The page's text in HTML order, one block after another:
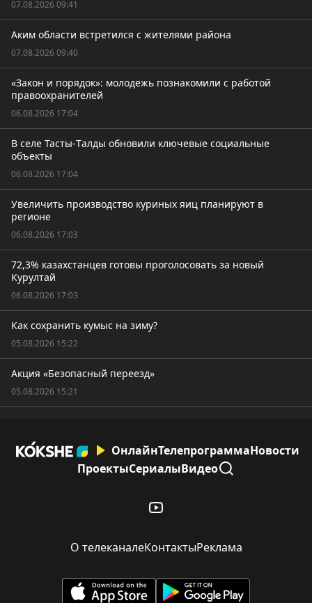
07.08.2026 09:41
Аким области встретился с жителями района
07.08.2026 09:40
«Закон и порядок»: молодежь познакомили с работой
правоохранителей
06.08.2026 17:04
В селе Тасты-Tалды обновили ключевые социальные
объекты
06.08.2026 17:04
Увеличить производство куриных яиц планируют в
регионе
06.08.2026 17:03
72,3% казахстанцев готовы проголосовать за новый
Курултай
06.08.2026 17:03
Как сохранить кумыс на зиму?
05.08.2026 15:22
Акция «Безопасный переезд»
05.08.2026 15:21
ОнлайнТелепрограммаНовости
ПроектыСериалыВидео
О телеканалеКонтактыРеклама